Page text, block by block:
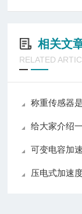
相关文
RELATED
称重传感器
给大家介绍
可变电容加速度
压电式加速